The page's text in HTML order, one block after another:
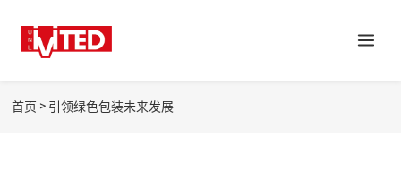
首页 > 引领绿色包装未来发展